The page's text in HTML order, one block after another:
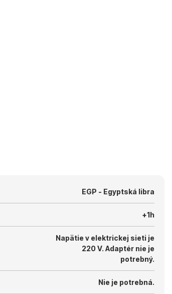
EGP - Egyptská libra
+1h
Napätie v elektrickej sieti je
220 V. Adaptér nie je
potrebný.
Nie je potrebná.